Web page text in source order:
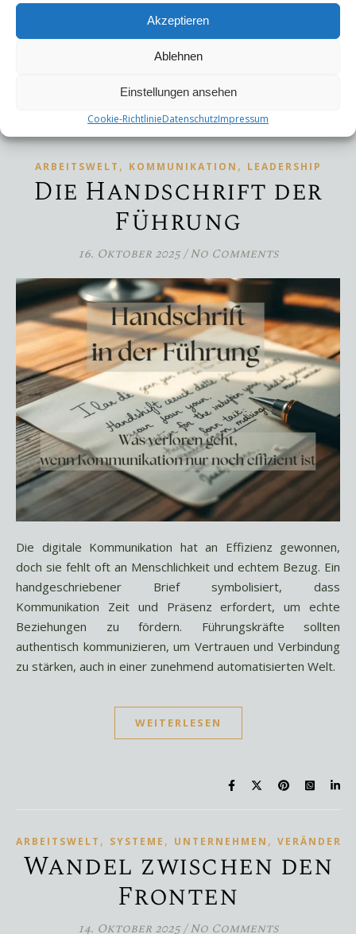
Akzeptieren
Ablehnen
Einstellungen ansehen
Cookie-RichtlinieDatenschutzImpressum
ARBEITSWELT , KOMMUNIKATION , LEADERSHIP
Die Handschrift der
Führung
16. Oktober 2025/ No Comments
Die digitale Kommunikation hat an Effizienz gewonnen,
doch sie fehlt oft an Menschlichkeit und echtem Bezug. Ein
handgeschriebener Brief symbolisiert, dass
Kommunikation Zeit und Präsenz erfordert, um echte
Beziehungen zu fördern. Führungskräfte sollten
authentisch kommunizieren, um Vertrauen und Verbindung
zu stärken, auch in einer zunehmend automatisierten Welt.
WEITERLESEN
ARBEITSWELT , SYSTEME , UNTERNEHMEN ,
Wandel zwischen den
Fronten
14. Oktober 2025/ No Comments